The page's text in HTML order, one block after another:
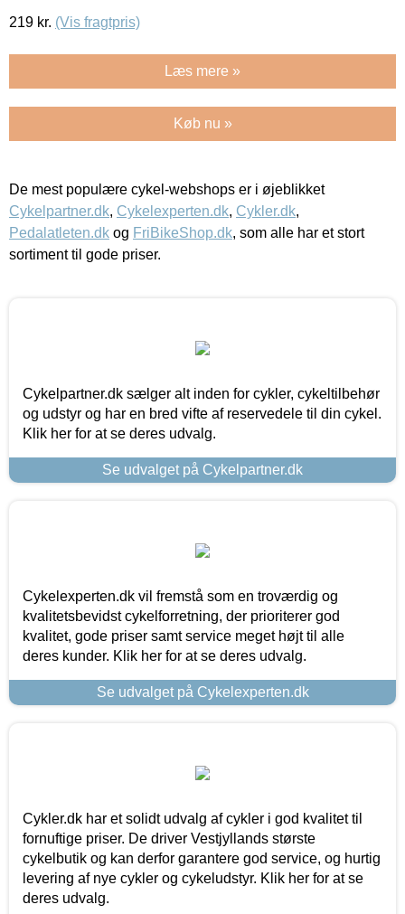
219 kr. (Vis fragtpris)
Læs mere »
Køb nu »
De mest populære cykel-webshops er i øjeblikket
Cykelpartner.dk, Cykelexperten.dk, Cykler.dk,
Pedalatleten.dk og FriBikeShop.dk, som alle har et stort
sortiment til gode priser.
Cykelpartner.dk sælger alt inden for cykler, cykeltilbehør
og udstyr og har en bred vifte af reservedele til din cykel.
Klik her for at se deres udvalg.
Se udvalget på Cykelpartner.dk
Cykelexperten.dk vil fremstå som en troværdig og
kvalitetsbevidst cykelforretning, der prioriterer god
kvalitet, gode priser samt service meget højt til alle
deres kunder. Klik her for at se deres udvalg.
Se udvalget på Cykelexperten.dk
Cykler.dk har et solidt udvalg af cykler i god kvalitet til
fornuftige priser. De driver Vestjyllands største
cykelbutik og kan derfor garantere god service, og hurtig
levering af nye cykler og cykeludstyr. Klik her for at se
deres udvalg.